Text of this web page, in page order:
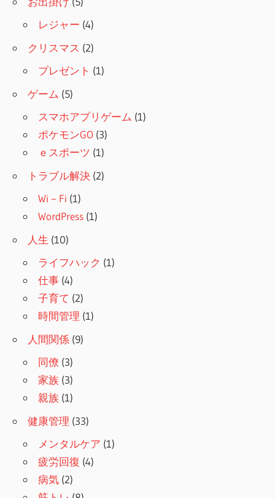
レジャー (4)
クリスマス (2)
プレゼント (1)
ゲーム (5)
スマホアプリゲーム (1)
ポケモンGO (3)
ｅスポーツ (1)
トラブル解決 (2)
Wi－Fi (1)
WordPress (1)
人生 (10)
ライフハック (1)
仕事 (4)
子育て (2)
時間管理 (1)
人間関係 (9)
同僚 (3)
家族 (3)
親族 (1)
健康管理 (33)
メンタルケア (1)
疲労回復 (4)
病気 (2)